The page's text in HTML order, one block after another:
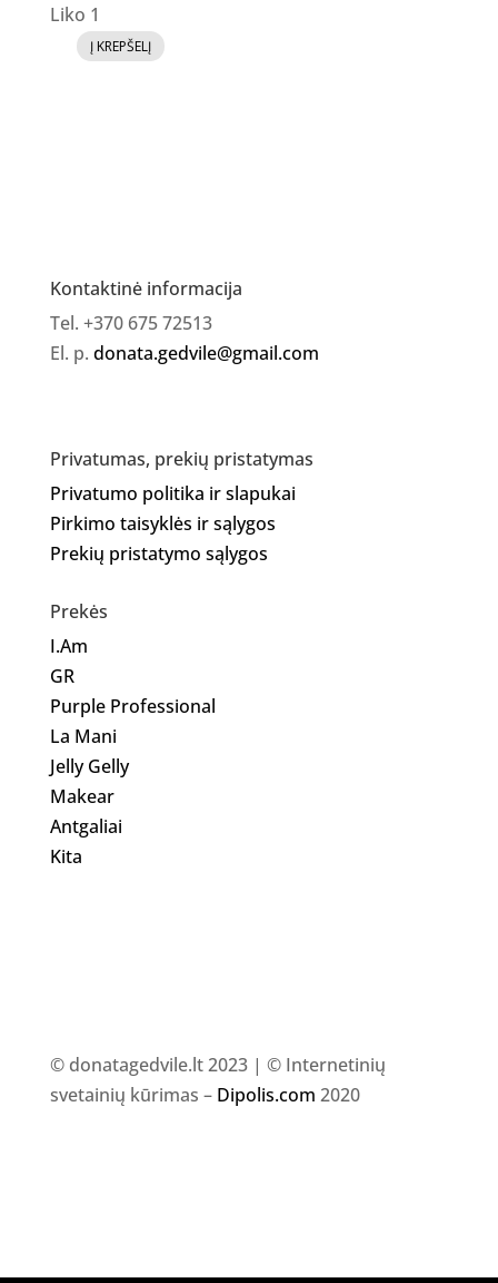
Liko 1
produkto
Į KREPŠELĮ
Kontaktinė informacija
Tel. +370 675 72513
El. p. donata.gedvile@gmail.com
Privatumas, prekių pristatymas
Privatumo politika ir slapukai
Pirkimo taisyklės ir sąlygos
Prekių pristatymo sąlygos
Prekės
I.Am
GR
Purple Professional
La Mani
Jelly Gelly
Makear
Antgaliai
Kita
© donatagedvile.lt 2023 | © Internetinių
svetainių kūrimas – Dipolis.com 2020